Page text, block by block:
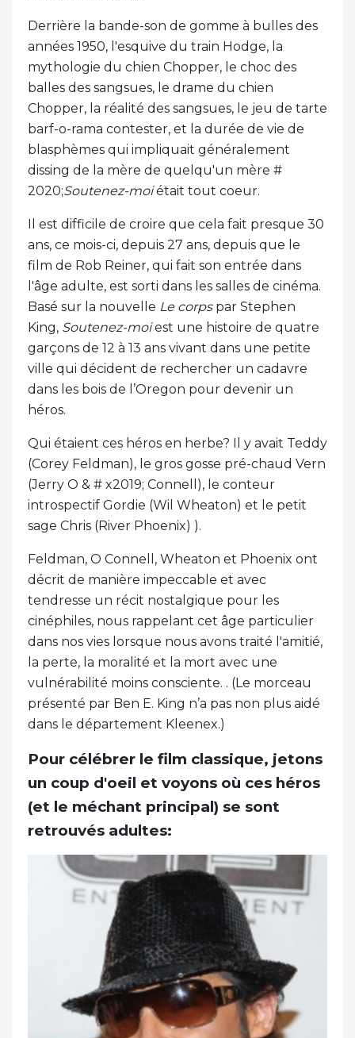
Derrière la bande-son de gomme à bulles des
années 1950, l'esquive du train Hodge, la
mythologie du chien Chopper, le choc des
balles des sangsues, le drame du chien
Chopper, la réalité des sangsues, le jeu de tarte
barf-o-rama contester, et la durée de vie de
blasphèmes qui impliquait généralement
dissing de la mère de quelqu'un mère #
2020;Soutenez-moiétait tout coeur.
Il est difficile de croire que cela fait presque 30
ans, ce mois-ci, depuis 27 ans, depuis que le
film de Rob Reiner, qui fait son entrée dans
l'âge adulte, est sorti dans les salles de cinéma.
Basé sur la nouvelle Le corpspar Stephen
King, Soutenez-moiest une histoire de quatre
garçons de 12 à 13 ans vivant dans une petite
ville qui décident de rechercher un cadavre
dans les bois de l’Oregon pour devenir un
héros.
Qui étaient ces héros en herbe? Il y avait Teddy
(Corey Feldman), le gros gosse pré-chaud Vern
(Jerry O & # x2019; Connell), le conteur
introspectif Gordie (Wil Wheaton) et le petit
sage Chris (River Phoenix) ).
Feldman, O Connell, Wheaton et Phoenix ont
décrit de manière impeccable et avec
tendresse un récit nostalgique pour les
cinéphiles, nous rappelant cet âge particulier
dans nos vies lorsque nous avons traité l'amitié,
la perte, la moralité et la mort avec une
vulnérabilité moins consciente. . (Le morceau
présenté par Ben E. King n’a pas non plus aidé
dans le département Kleenex.)
Pour célébrer le film classique, jetons
un coup d'oeil et voyons où ces héros
(et le méchant principal) se sont
retrouvés adultes: